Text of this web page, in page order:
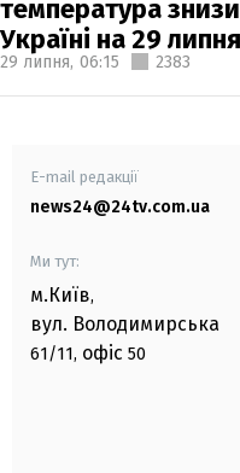
температура
Україні на 29 липня
29 липня, 06:15 2383
E-mail редакції
news24@24tv.com.ua
Ми тут:
м.Київ,
вул. Володимирська
61/11, офіс 50